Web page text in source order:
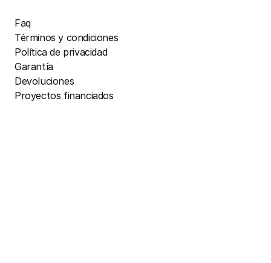
Faq
Términos y condiciones
Política de privacidad
Garantía
Devoluciones
Proyectos financiados